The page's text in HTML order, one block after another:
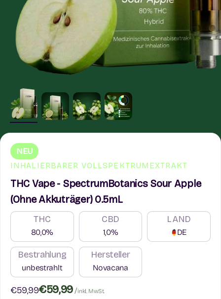
NEU
INHALIERBARER VOLLSPEKTRUMEXTRAKT
THC Vape - SpectrumBotanics Sour Apple
(Ohne Akkuträger) 0.5mL
THC
80,0%
CBD
1,0%
LAND
DE
Bestrahlung
unbestrahlt
Hersteller
Novacana
Angebot
€59,99€59,99/inkl. MwSt.